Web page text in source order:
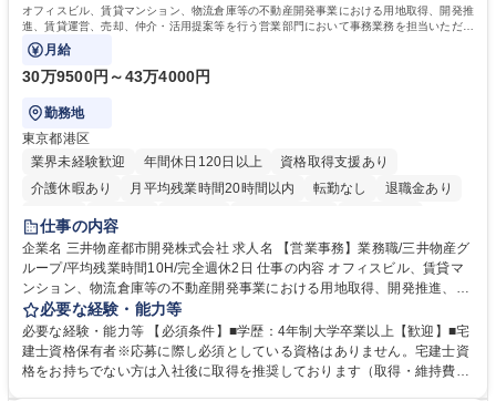
オフィスビル、賃貸マンション、物流倉庫等の不動産開発事業における用地取得、開発推
進、賃貸運営、売却、仲介・活用提案等を行う営業部門において事務業務を担当いただき
ます。
月給
30万9500円～43万4000円
勤務地
東京都港区
業界未経験歓迎
年間休日120日以上
資格取得支援あり
介護休暇あり
月平均残業時間20時間以内 転勤なし
退職金あり
在宅OK
賞与あり
駅近5分以内
土日祝休み 寮・社宅あり
仕事の内容
企業名 三井物産都市開発株式会社 求人名 【営業事務】業務職/三井物産グ
ループ/平均残業時間10H/完全週休2日 仕事の内容 オフィスビル、賃貸マ
ンション、物流倉庫等の不動産開発事業における用地取得、開発推進、賃
貸運営、売却、仲介・活用提案等を行う営業部門において事務業務を担当
いただきます。 【詳細】・契約書管理、契約書製本、捺印対応、ファイリ
ング、登記簿取得、調書取得・支払業務（各種費用支払、支払管理、請
求・支払データ登録、取引先マスター申請対応）・予算作成及び予実管
必要な経験・能力等
必要な経験・能力等 【必須条件】■学歴：4年制大学卒業以上【歓迎】■宅
建士資格保有者※応募に際し必須としている資格はありません。宅建士資
格をお持ちでない方は入社後に取得を推奨しております（取得・維持費用